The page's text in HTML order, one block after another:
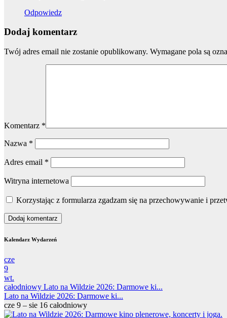
Odpowiedz
Dodaj komentarz
Twój adres email nie zostanie opublikowany. Wymagane pola są
Komentarz *
Nazwa *
Adres email *
Witryna internetowa
Korzystając z formularza zgadzam się na przechowywanie i
Kalendarz Wydarzeń
cze
9
wt.
całodniowy Lato na Wildzie 2026: Darmowe ki...
Lato na Wildzie 2026: Darmowe ki...
cze 9 – sie 16 całodniowy